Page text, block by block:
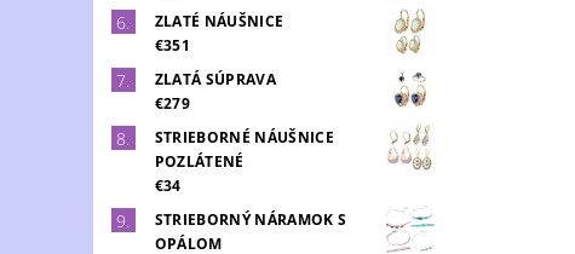
ZLATÉ NÁUŠNICE
€351
ZLATÁ SÚPRAVA
€279
STRIEBORNÉ NÁUŠNICE
POZLÁTENÉ
€34
STRIEBORNÝ NÁRAMOK S
OPÁLOM